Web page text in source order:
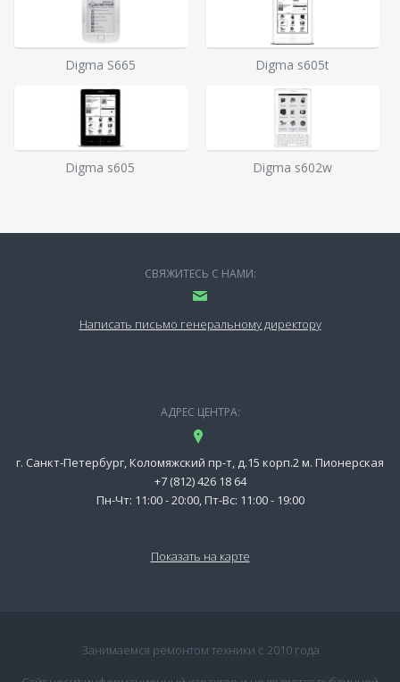
Digma S665 Digma s605t
Digma s605 Digma s602w
СВЯЖИТЕСЬ С НАМИ:
Написать письмо генеральному директору
АДРЕС ЦЕНТРА:
г. Санкт-Петербург, Коломяжский пр-т, д.15 корп.2 м. Пионерская
+7 (812) 426 18 64
Пн-Чт: 11:00 - 20:00, Пт-Вс: 11:00 - 19:00
Показать на карте
Занимаемся ремонтом техники с 2010 года